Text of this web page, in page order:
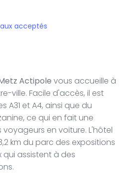
acceptés
Actipole vous accueille à
ville. Facile d'accès, il est
A31 et A4, ainsi que du
ce qui en fait une
en voiture. L'hôtel
km du parc des expositions
qui assistent à des